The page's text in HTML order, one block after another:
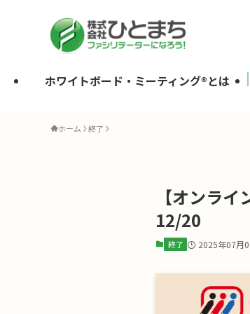
ホワイトボード・ミーティング®とは
ホーム 終了
【オンラ
12/20
終了 2025年07月